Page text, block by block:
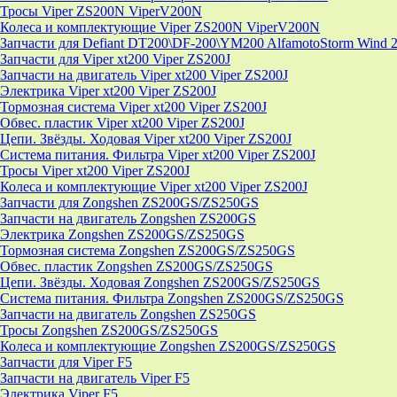
Тросы Viper ZS200N ViperV200N
Колеса и комплектующие Viper ZS200N ViperV200N
Запчасти для Defiant DT200\DF-200\YM200 AlfamotoStorm Wind
Запчасти для Viper xt200 Viper ZS200J
Запчасти на двигатель Viper xt200 Viper ZS200J
Электрика Viper xt200 Viper ZS200J
Тормозная система Viper xt200 Viper ZS200J
Обвес. пластик Viper xt200 Viper ZS200J
Цепи. Звёзды. Ходовая Viper xt200 Viper ZS200J
Система питания. Фильтра Viper xt200 Viper ZS200J
Тросы Viper xt200 Viper ZS200J
Колеса и комплектующие Viper xt200 Viper ZS200J
Запчасти для Zongshen ZS200GS/ZS250GS
Запчасти на двигатель Zongshen ZS200GS
Электрика Zongshen ZS200GS/ZS250GS
Тормозная система Zongshen ZS200GS/ZS250GS
Обвес. пластик Zongshen ZS200GS/ZS250GS
Цепи. Звёзды. Ходовая Zongshen ZS200GS/ZS250GS
Система питания. Фильтра Zongshen ZS200GS/ZS250GS
Запчасти на двигатель Zongshen ZS250GS
Тросы Zongshen ZS200GS/ZS250GS
Колеса и комплектующие Zongshen ZS200GS/ZS250GS
Запчасти для Viper F5
Запчасти на двигатель Viper F5